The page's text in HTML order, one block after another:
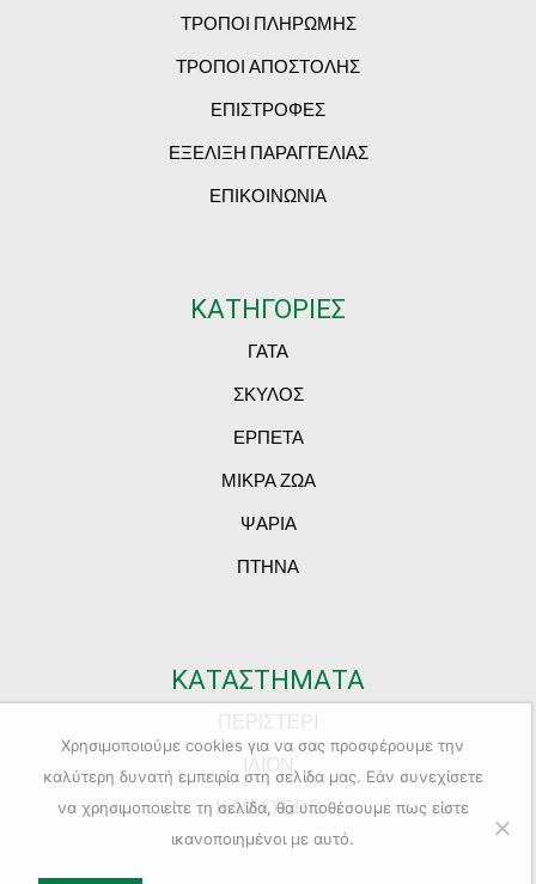
ΤΡΟΠΟΙ ΠΛΗΡΩΜΗΣ
ΤΡΟΠΟΙ ΑΠΟΣΤΟΛΗΣ
ΕΠΙΣΤΡΟΦΕΣ
ΕΞΕΛΙΞΗ ΠΑΡΑΓΓΕΛΙΑΣ
ΕΠΙΚΟΙΝΩΝΙΑ
ΚΑΤΗΓΟΡΙΕΣ
ΓΑΤΑ
ΣΚΥΛΟΣ
ΕΡΠΕΤΑ
ΜΙΚΡΑ ΖΩΑ
ΨΑΡΙΑ
ΠΤΗΝΑ
ΚΑΤΑΣΤΗΜΑΤΑ
ΚΑΜΑΤΕΡΟ
Χρησιμοποιούμε cookies για να σας προσφέρουμε την
καλύτερη δυνατή εμπειρία στη σελίδα μας. Εάν συνεχίσετε
να χρησιμοποιείτε τη σελίδα, θα υποθέσουμε πως είστε
ικανοποιημένοι με αυτό.